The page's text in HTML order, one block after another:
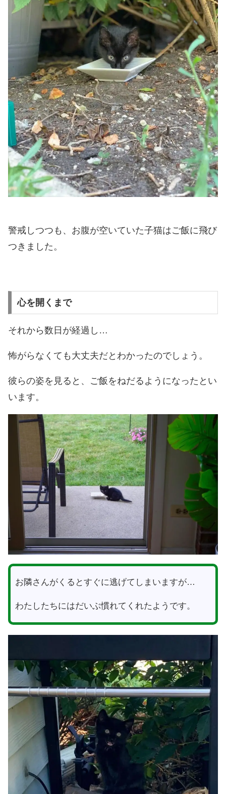
警戒しつつも、お腹が空いていた子猫はご飯に飛び
つきました。
心を開くまで
それから数日が経過し…
怖がらなくても大丈夫だとわかったのでしょう。
彼らの姿を見ると、ご飯をねだるようになったとい
います。
お隣さんがくるとすぐに逃げてしまいますが…
わたしたちにはだいぶ慣れてくれたようです。